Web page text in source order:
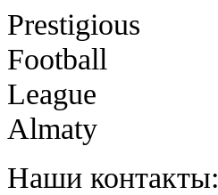
Prestigious
Football
League
Almaty
Наши контакты: